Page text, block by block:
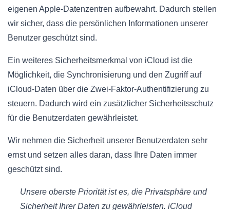
eigenen Apple-Datenzentren aufbewahrt. Dadurch stellen
wir sicher, dass die persönlichen Informationen unserer
Benutzer geschützt sind.
Ein weiteres Sicherheitsmerkmal von iCloud ist die
Möglichkeit, die Synchronisierung und den Zugriff auf
iCloud-Daten über die Zwei-Faktor-Authentifizierung zu
steuern. Dadurch wird ein zusätzlicher Sicherheitsschutz
für die Benutzerdaten gewährleistet.
Wir nehmen die Sicherheit unserer Benutzerdaten sehr
ernst und setzen alles daran, dass Ihre Daten immer
geschützt sind.
Unsere oberste Priorität ist es, die Privatsphäre und
Sicherheit Ihrer Daten zu gewährleisten. iCloud